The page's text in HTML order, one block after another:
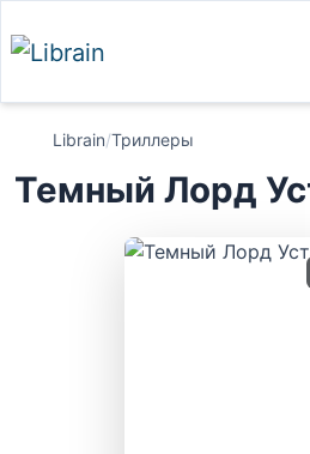
Librain/Триллеры
Темный Лорд